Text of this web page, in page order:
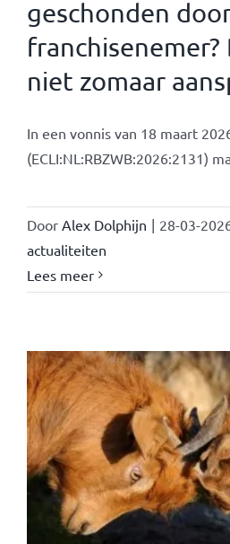
geschonden
niet zomaar
In een vonnis van 18 maart
(ECLI:NL:RBZWB:2026:2131)
Door Alex Dolphijn | 28-03-
actualiteiten
Lees meer